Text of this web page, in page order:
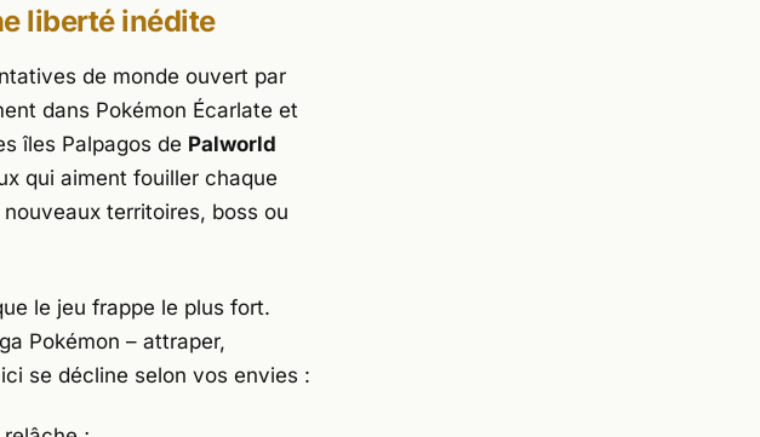
liberté inédite
de monde ouvert par
dans Pokémon Écarlate et
îles Palpagos de Palworld
qui aiment fouiller chaque
territoires, boss ou
le jeu frappe le plus fort.
Pokémon – attraper,
se décline selon vos envies :